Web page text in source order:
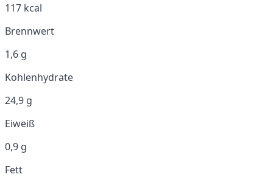
117 kcal
Brennwert
1,6 g
Kohlenhydrate
24,9 g
Eiweiß
0,9 g
Fett